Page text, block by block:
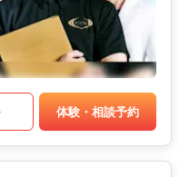
体験・相談予約